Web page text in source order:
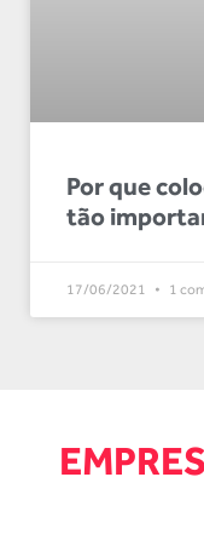
Por que
tão
17/06/2021 1